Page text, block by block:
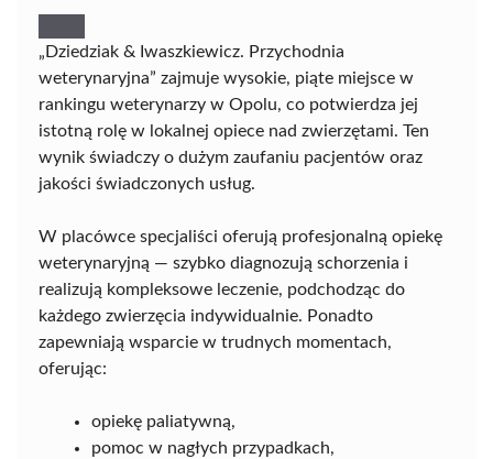
„Dziedziak & Iwaszkiewicz. Przychodnia
weterynaryjna” zajmuje wysokie, piąte miejsce w
rankingu weterynarzy w Opolu, co potwierdza jej
istotną rolę w lokalnej opiece nad zwierzętami. Ten
wynik świadczy o dużym zaufaniu pacjentów oraz
jakości świadczonych usług.
W placówce specjaliści oferują profesjonalną opiekę
weterynaryjną — szybko diagnozują schorzenia i
realizują kompleksowe leczenie, podchodząc do
każdego zwierzęcia indywidualnie. Ponadto
zapewniają wsparcie w trudnych momentach,
oferując:
opiekę paliatywną,
pomoc w nagłych przypadkach,